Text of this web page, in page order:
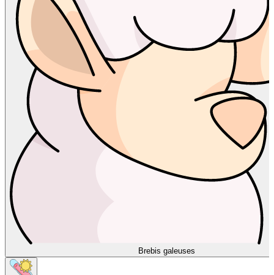
Brebis galeuses